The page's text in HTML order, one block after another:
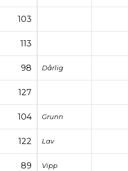
103
113
98 Dårlig
127
104 Grunn
122 Lav
89 Vipp